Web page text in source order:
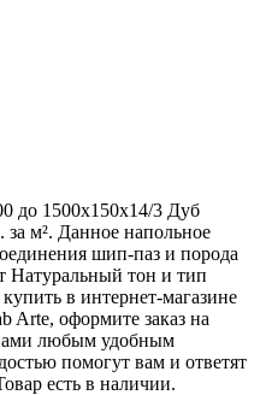
до 1500х150х14/3 Дуб
м². Данное напольное
шип-паз и порода
Натуральный тон и тип
в интернет-магазине
Arte, оформите заказ на
любым удобным
помогут вам и ответят
есть в наличии.